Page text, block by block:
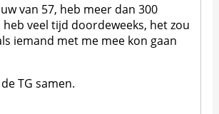
van 57, heb meer dan 300
heb veel tijd doordeweeks, het zou
iemand met me mee kon gaan
TG samen.